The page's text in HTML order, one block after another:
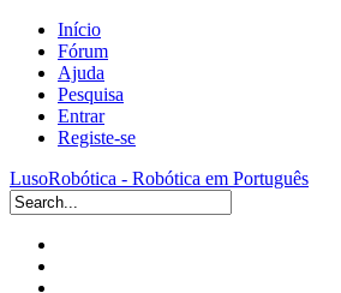
Início
Fórum
Ajuda
Pesquisa
Entrar
Registe-se
LusoRobótica - Robótica em Português